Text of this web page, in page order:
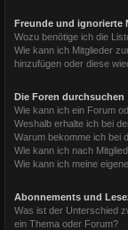
Freunde und ignorierte
Wozu benötige ich die
Wie kann ich Mitglieder
hinzufügen oder diese
Die Foren durchsuchen
Wie kann ich ein Forum
Weshalb erhalte ich bei
Warum bekomme ich bei
Wie kann ich nach
Wie kann ich meine
Abonnements und
Was ist der Unterschied
ein Thema oder Forum?